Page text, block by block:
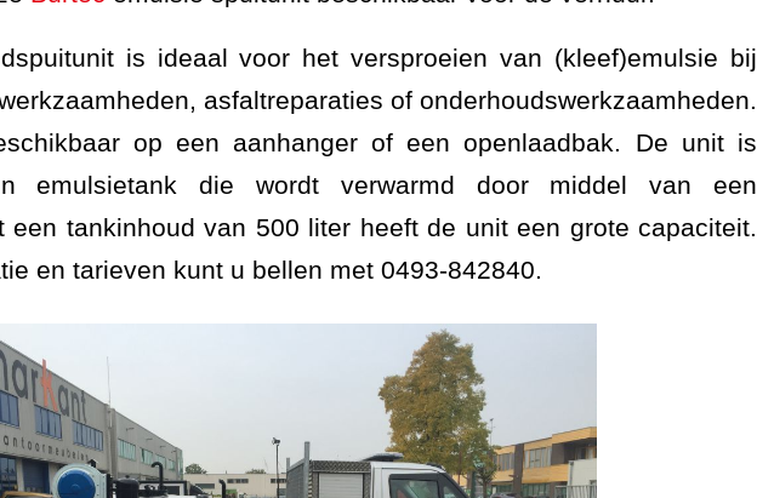
is ideaal voor het versproeien van (kleef)emulsie bij
asfaltreparaties of onderhoudswerkzaamheden.
op een aanhanger of een openlaadbak. De unit is
emulsietank die wordt verwarmd door middel van een
een tankinhoud van 500 liter heeft de unit een grote capaciteit.
en tarieven kunt u bellen met 0493-842840.